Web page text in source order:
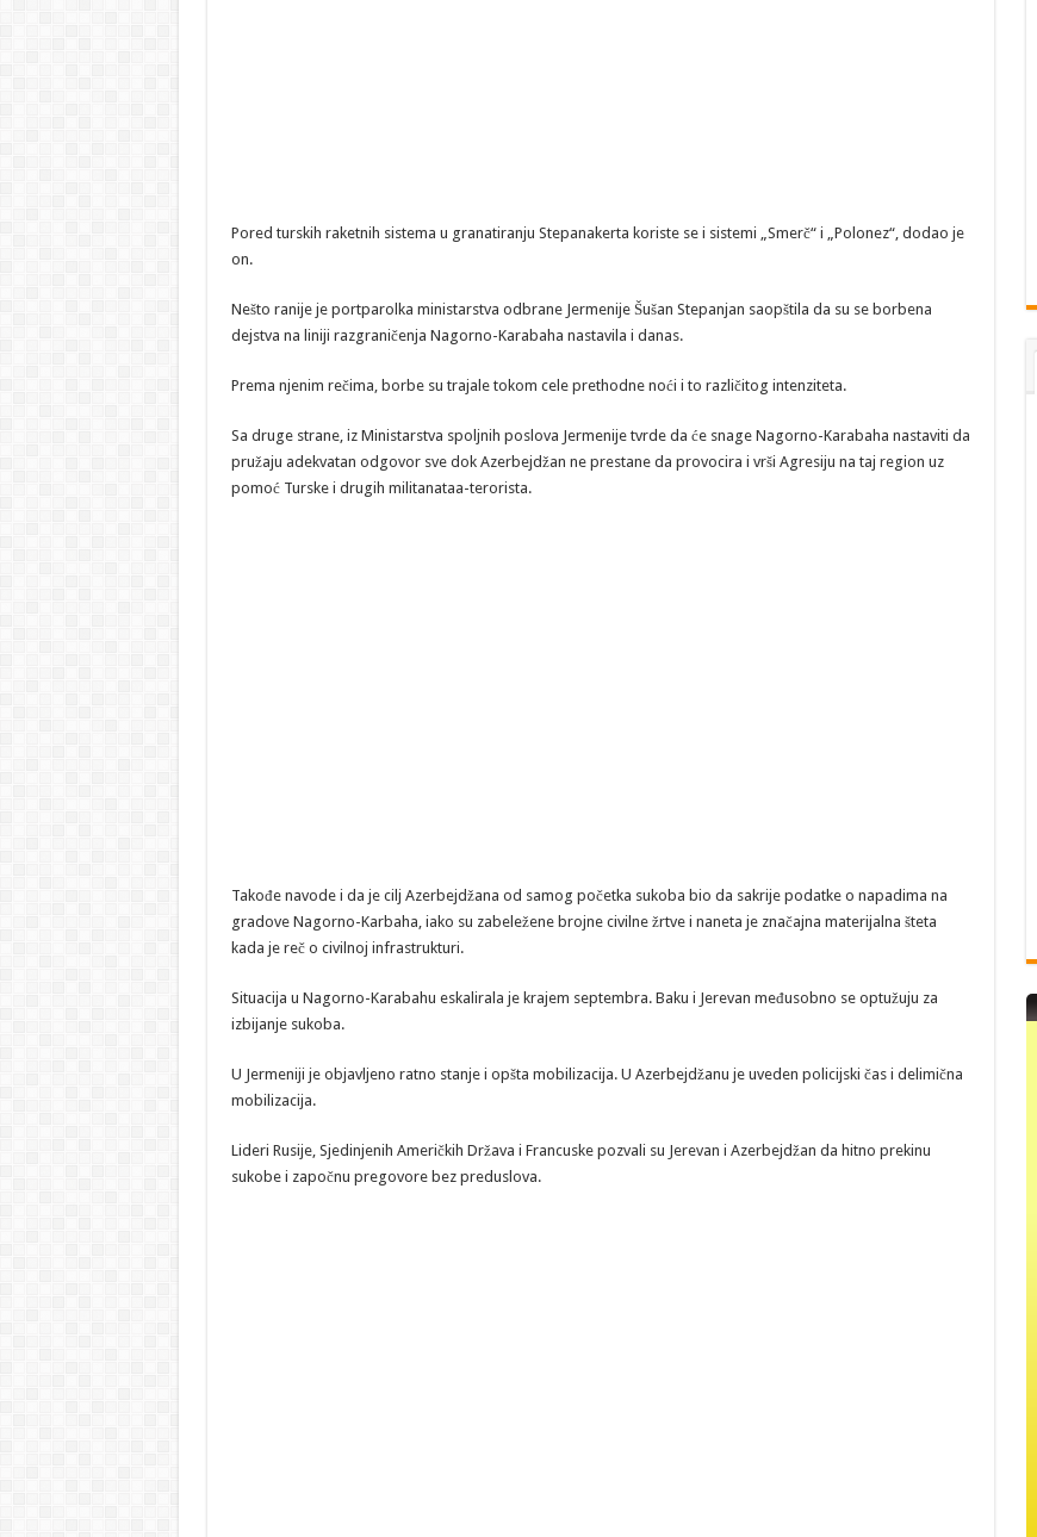
Pored turskih raketnih sistema u granatiranju Stepanakerta koriste se i sistemi „Smerč“ i „Polonez“, dodao je
on.
Nešto ranije je portparolka ministarstva odbrane Jermenije Šušan Stepanjan saopštila da su se borbena
dejstva na liniji razgraničenja Nagorno-Karabaha nastavila i danas.
Prema njenim rečima, borbe su trajale tokom cele prethodne noći i to različitog intenziteta.
Sa druge strane, iz Ministarstva spoljnih poslova Jermenije tvrde da će snage Nagorno-Karabaha nastaviti da
pružaju adekvatan odgovor sve dok Azerbejdžan ne prestane da provocira i vrši Agresiju na taj region uz
pomoć Turske i drugih militanataa-terorista.
Takođe navode i da je cilj Azerbejdžana od samog početka sukoba bio da sakrije podatke o napadima na
gradove Nagorno-Karbaha, iako su zabeležene brojne civilne žrtve i naneta je značajna materijalna šteta
kada je reč o civilnoj infrastrukturi.
Situacija u Nagorno-Karabahu eskalirala je krajem septembra. Baku i Jerevan međusobno se optužuju za
izbijanje sukoba.
U Jermeniji je objavljeno ratno stanje i opšta mobilizacija. U Azerbejdžanu je uveden policijski čas i delimična
mobilizacija.
Lideri Rusije, Sjedinjenih Američkih Država i Francuske pozvali su Jerevan i Azerbejdžan da hitno prekinu
sukobe i započnu pregovore bez preduslova.